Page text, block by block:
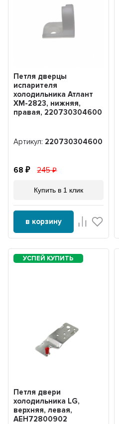
Петля дверцы
испарителя
холодильника Атлант
ХМ-2823, нижняя,
правая, 220730304600
Артикул: 220730304600
68 245
Купить в 1 клик
в корзину
Петля двери
холодильника LG,
верхняя, левая,
AEH72800902